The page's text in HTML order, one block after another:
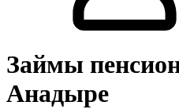
Займы
Анадыре